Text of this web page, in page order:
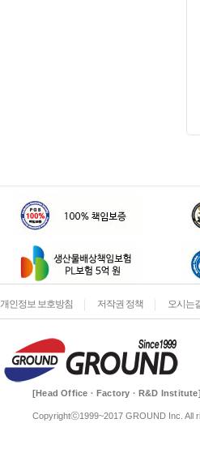
개인정보 보호방침 저작권 정책 오시는
[Head Office · Factory · R&D Institute]
Copyrightⓒ1999~2017 GROUND Inc. All